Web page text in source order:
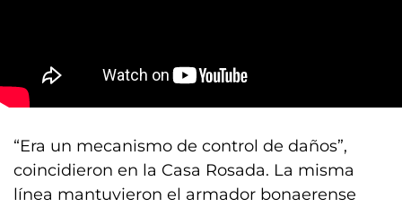
“Era un mecanismo de control de daños”,
coincidieron en la Casa Rosada. La misma
línea mantuvieron el armador bonaerense